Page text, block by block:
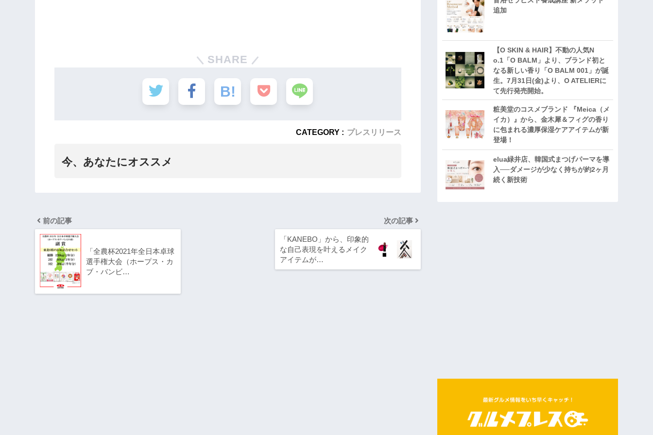
SHARE
CATEGORY : プレスリリース
今、あなたにオススメ
前の記事
「全農杯2021年全日本卓球
選手権大会（ホープス・カ
ブ・バンビ…
次の記事
「KANEBO」から、印象的
な自己表現を叶えるメイク
アイテムが…
追加
【O SKIN & HAIR】不動の人気N
o.1「O BALM」より、ブランド初と
なる新しい香り「O BALM 001」が誕
生。7月31日(金)より、O ATELIERに
て先行発売開始。
粧美堂のコスメブランド 『Meica（メ
イカ）』から、金木犀＆フィグの香り
に包まれる濃厚保湿ケアアイテムが新
登場！
elua緑井店、韓国式まつげパーマを導
入──ダメージが少なく持ちが約2ヶ月
続く新技術